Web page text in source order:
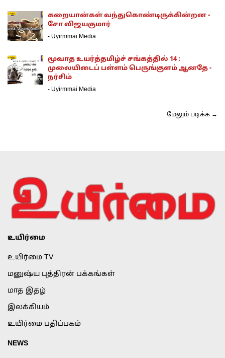
கறையான்கள் வந்துகொண்டிருக்கின்றன -
சோ விஜயகுமார்
- Uyirmmai Media
மூவாத உயர்த்தமிழ்ச் சங்கத்தில் 14 :
முலையிடைப் பள்ளம் பெருங்குளம் ஆனதே -
நர்சிம்
- Uyirmmai Media
மேலும் படிக்க →
உயிர்மை
உயிர்மை TV
மனுஷ்ய புத்திரன் பக்கங்கள்
மாத இதழ்
இலக்கியம்
உயிர்மை பதிப்பகம்
NEWS